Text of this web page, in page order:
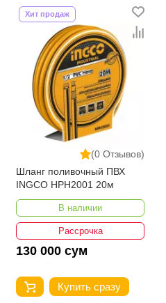
(0 Отзывов)
Хит продаж
Шланг поливочный ПВХ
INGCO HPH2001 20м
В наличии
Рассрочка
130 000 сум
Купить сразу